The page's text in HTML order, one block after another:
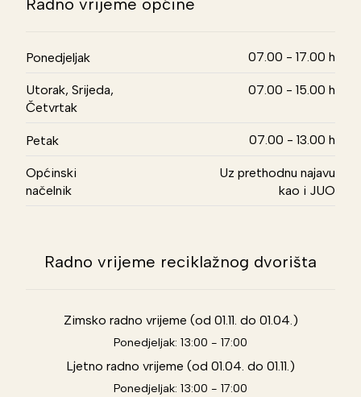
Radno vrijeme općine
Ponedjeljak 07.00 - 17.00 h
Utorak, Srijeda,
Četvrtak
07.00 - 15.00 h
Petak 07.00 - 13.00 h
Općinski
načelnik
Uz prethodnu najavu
kao i JUO
Radno vrijeme reciklažnog dvorišta
Zimsko radno vrijeme (od 01.11. do 01.04.)
Ponedjeljak: 13:00 - 17:00
Ljetno radno vrijeme (od 01.04. do 01.11.)
Ponedjeljak: 13:00 - 17:00